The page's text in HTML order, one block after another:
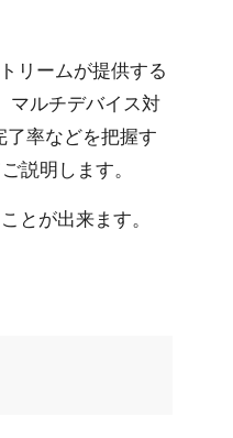
リームが提供する
マルチデバイス対
了率などを把握す
説明します。
とが出来ます。